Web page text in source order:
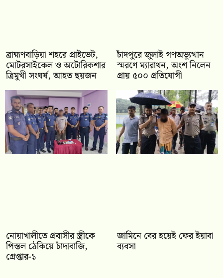
ব্রাহ্মণবাড়িয়া শহরে প্রাইভেট,
মোটরসাইকেল ও অটোরিকশার
ত্রিমুখী সংঘর্ষ, আহত ছয়জন
চাঁদপুরে জুলাই গণঅভ্যুত্থান
স্মরণে ম্যারাথন, অংশ নিলেন
প্রায় ৫০০ প্রতিযোগী
নোয়াখালীতে প্রবাসীর স্ত্রীকে
পিস্তল ঠেকিয়ে চাঁদাবাজি,
গ্রেপ্তার-১
জামিনে বের হয়েই ফের ইয়াবা
ব্যবসা